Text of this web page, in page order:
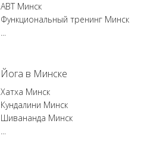
ABT Минск
Функциональный тренинг Минск
...
Йога в Минске
Хатха Минск
Кундалини Минск
Шивананда Минск
...